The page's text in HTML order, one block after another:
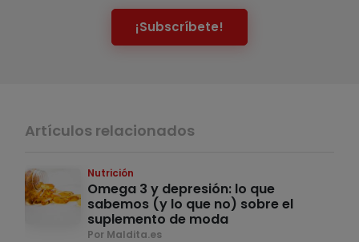
¡Subscríbete!
Artículos relacionados
Nutrición
Omega 3 y depresión: lo que
sabemos (y lo que no) sobre el
suplemento de moda
Por Maldita.es